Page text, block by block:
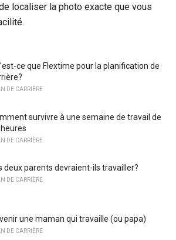
localiser la photo exacte que vous
ce que Flextime pour la planification de
DE CARRIÈRE
survivre à une semaine de travail de
DE CARRIÈRE
deux parents devraient-ils travailler?
DE CARRIÈRE
une maman qui travaille (ou papa)
DE CARRIÈRE